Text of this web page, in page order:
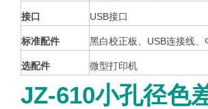
接口 USB接口
标准配件 黑白校正板、USB连接线
选配件 微型打印机
JZ-610小孔径色